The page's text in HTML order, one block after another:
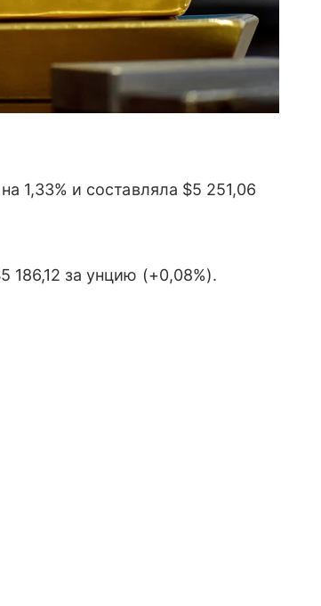
1,33% и составляла $5 251,06
186,12 за унцию (+0,08%).